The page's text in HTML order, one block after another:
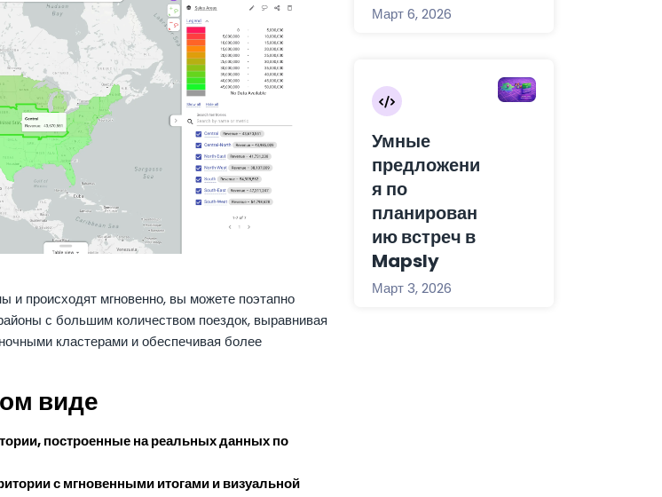
и происходят мгновенно, вы можете поэтапно
с большим количеством поездок, выравнивая
кластерами и обеспечивая более
виде
построенные на реальных данных по
с мгновенными итогами и визуальной
Март 6, 2026
Умные
предложени
я по
планирован
ию встреч в
Mapsly
Март 3, 2026